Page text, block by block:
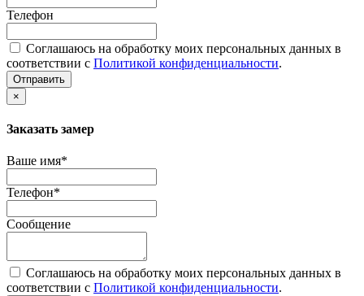
Телефон
Соглашаюсь на обработку моих персональных данных в
соответствии с Политикой конфиденциальности.
Отправить
×
Заказать замер
Ваше имя*
Телефон*
Сообщение
Соглашаюсь на обработку моих персональных данных в
соответствии с Политикой конфиденциальности.